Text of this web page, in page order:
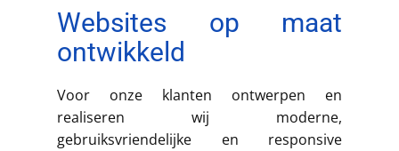
Websites op maat
ontwikkeld
Voor onze klanten ontwerpen en
realiseren wij moderne,
gebruiksvriendelijke en responsive